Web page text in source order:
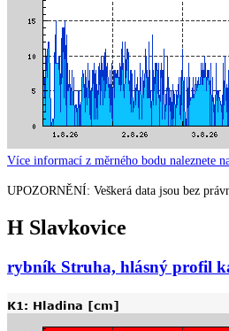
Více informací z měrného bodu naleznete
UPOZORNĚNÍ: Veškerá data jsou bez
H Slavkovice
rybník Struha, hlásný profil